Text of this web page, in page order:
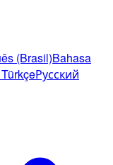
(Brasil)Bahasa
TürkçeРусский